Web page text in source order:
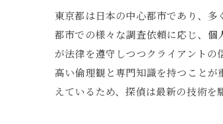
東京都は日本の中心都市であり、
都市での様々な調査依頼に応じ、
が法律を遵守しつつクライアント
高い倫理観と専門知識を持つこと
えているため、探偵は最新の技術を